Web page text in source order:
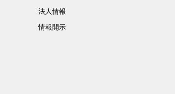
法人情報
情報開示